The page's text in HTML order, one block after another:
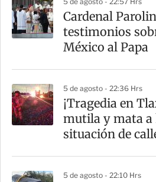
a
r
t
Cardenal
testimonios
México al Papa
5 de agosto - 22:36 Hrs
¡Tragedia en
mutila y mata a
situación de
5 de agosto - 22:10 Hrs